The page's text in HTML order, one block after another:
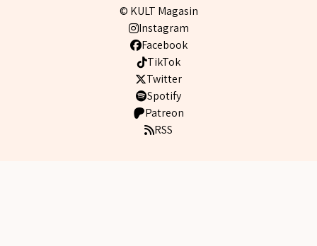
© KULT Magasin
Instagram
Facebook
TikTok
Twitter
Spotify
Patreon
RSS